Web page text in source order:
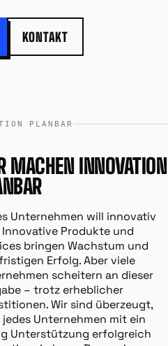
KONTAKT
PLANBAR
MACHEN INNOVATION
Unternehmen will innovativ
Innovative Produkte und
bringen Wachstum und
Erfolg. Aber viele
scheitern an dieser
– trotz erheblicher
Wir sind überzeugt,
jedes Unternehmen mit ein
Unterstützung erfolgreich